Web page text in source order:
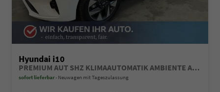
Hyundai i10
PREMIUM AUT SHZ KLIMAAUTOMATIK AMBIENTE ALU RFK PDC NAVI
sofort lieferbar Neuwagen mit Tageszulassung